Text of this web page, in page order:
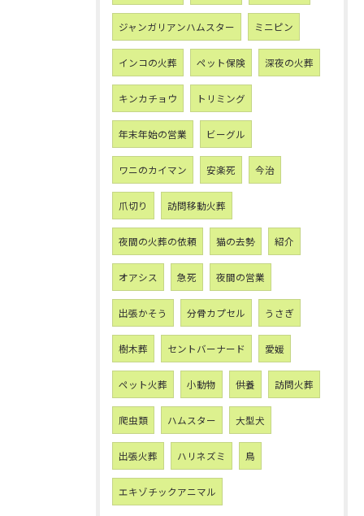
ジャンガリアンハムスター ミニピン
インコの火葬 ペット保険 深夜の火葬
キンカチョウ トリミング
年末年始の営業 ビーグル
ワニのカイマン 安楽死 今治
爪切り 訪問移動火葬
夜間の火葬の依頼 猫の去勢 紹介
オアシス 急死 夜間の営業
出張かそう 分骨カプセル うさぎ
樹木葬 セントバーナード 愛媛
ペット火葬 小動物 供養 訪問火葬
爬虫類 ハムスター 大型犬
出張火葬 ハリネズミ 鳥
エキゾチックアニマル